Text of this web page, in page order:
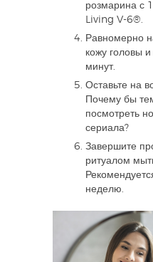
розмарина с
Living V-6®.
Равномерно
кожу головы
минут.
Оставьте на
Почему бы
посмотреть
сериала?
Завершите
ритуалом
неделю.